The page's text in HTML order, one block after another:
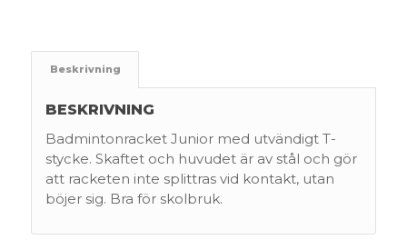
Beskrivning
BESKRIVNING
Badmintonracket Junior med utvändigt T-
stycke. Skaftet och huvudet är av stål och gör
att racketen inte splittras vid kontakt, utan
böjer sig. Bra för skolbruk.